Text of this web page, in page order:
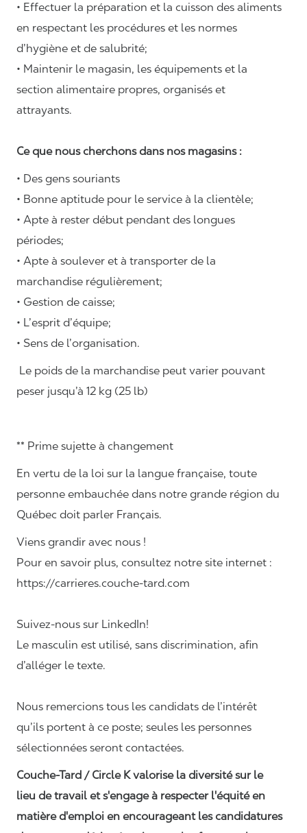
• Effectuer la préparation et la cuisson des aliments
en respectant les procédures et les normes
d’hygiène et de salubrité;
• Maintenir le magasin, les équipements et la
section alimentaire propres, organisés et
attrayants.
Ce que nous cherchons dans nos magasins :
• Des gens souriants
• Bonne aptitude pour le service à la clientèle;
• Apte à rester début pendant des longues
périodes;
• Apte à soulever et à transporter de la
marchandise régulièrement;
• Gestion de caisse;
• L’esprit d’équipe;
• Sens de l’organisation.
Le poids de la marchandise peut varier pouvant
peser jusqu’à 12 kg (25 lb)
** Prime sujette à changement
En vertu de la loi sur la langue française, toute
personne embauchée dans notre grande région du
Québec doit parler Français.
Viens grandir avec nous !
Pour en savoir plus, consultez notre site internet :
https://carrieres.couche-tard.com
Suivez-nous sur LinkedIn!
Le masculin est utilisé, sans discrimination, afin
d’alléger le texte.
Nous remercions tous les candidats de l’intérêt
qu’ils portent à ce poste; seules les personnes
sélectionnées seront contactées.
Couche-Tard / Circle K valorise la diversité sur le
lieu de travail et s'engage à respecter l'équité en
matière d'emploi en encourageant les candidatures